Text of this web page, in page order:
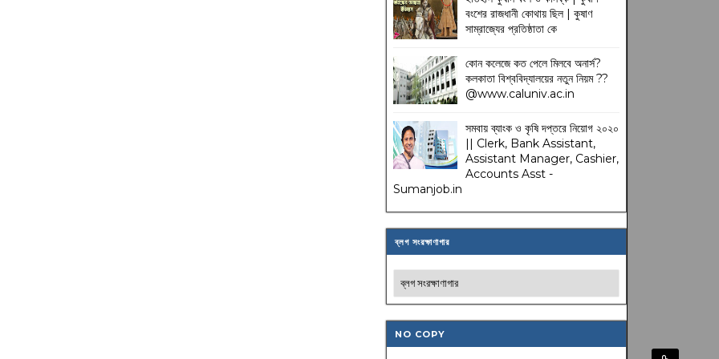
বংশের রাজধানী কোথায় ছিল | কুষাণ
সাম্রাজ্যের প্রতিষ্ঠাতা কে
কোন কলেজে কত পেলে মিলবে অনার্স?
কলকাতা বিশ্ববিদ্যালয়ের নতুন নিয়ম??
@www.caluniv.ac.in
সমবায় ব্যাংক ও কৃষি দপ্তরে নিয়োগ ২০২০
|| Clerk, Bank Assistant,
Assistant Manager, Cashier,
Accounts Asst -
Sumanjob.in
ব্লগ সংরক্ষাণাগার
NO COPY